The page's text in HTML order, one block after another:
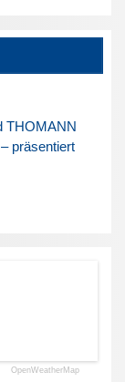
THOMANN
präsentiert
OpenWeatherMap